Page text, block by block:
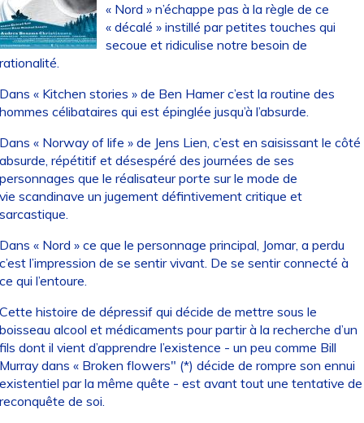
« Nord » n’échappe pas à la règle de ce
« décalé » instillé par petites touches qui
secoue et ridiculise notre besoin de
« Kitchen stories » de Ben Hamer c’est la routine des
célibataires qui est épinglée jusqu’à l’absurde.
« Norway of life » de Jens Lien, c’est en saisissant le côté
répétitif et désespéré des journées de ses
que le réalisateur porte sur le mode de
scandinave un jugement défintivement critique et
« Nord » ce que le personnage principal, Jomar, a perdu
l’impression de se sentir vivant. De se sentir connecté à
qui l’entoure.
histoire de dépressif qui décide de mettre sous le
alcool et médicaments pour partir à la recherche d’un
dont il vient d’apprendre l’existence - un peu comme Bill
dans « Broken flowers" (*) décide de rompre son ennui
par la même quête - est avant tout une tentative de
de soi.